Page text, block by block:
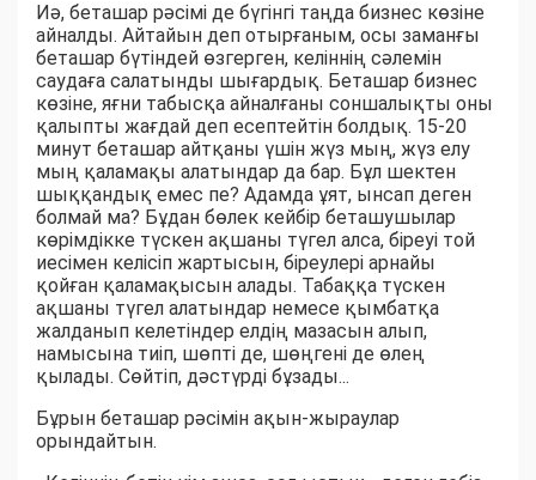
Иә, беташар рәсімі де бүгінгі таңда бизнес көзіне
айналды. Айтайын деп отырғаным, осы заманғы
беташар бүтіндей өзгерген, келіннің сәлемін
саудаға салатынды шығардық. Беташар бизнес
көзіне, яғни табысқа айналғаны соншалықты оны
қалыпты жағдай деп есептейтін болдық. 15-20
минут беташар айтқаны үшін жүз мың, жүз елу
мың қаламақы алатындар да бар. Бұл шектен
шыққандық емес пе? Адамда ұят, ынсап деген
болмай ма? Бұдан бөлек кейбір беташушылар
көрімдікке түскен ақшаны түгел алса, біреуі той
иесімен келісіп жартысын, біреулері арнайы
қойған қаламақысын алады. Табаққа түскен
ақшаны түгел алатындар немесе қымбатқа
жалданып келетіндер елдің мазасын алып,
намысына тиіп, шөпті де, шөңгені де өлең
қылады. Сөйтіп, дәстүрді бұзады...
Бұрын беташар рәсімін ақын-жыраулар
орындайтын.